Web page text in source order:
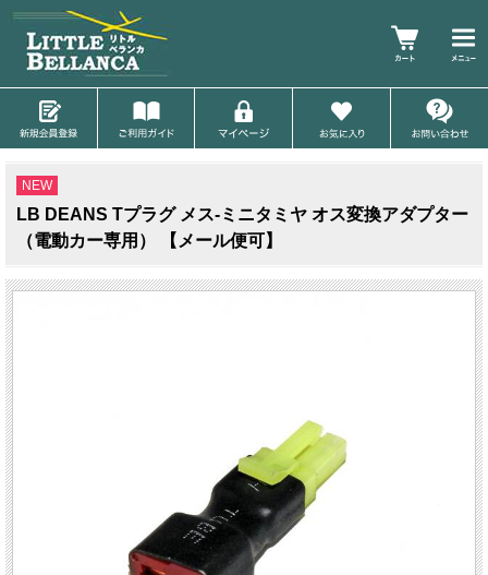
NEW
LB DEANS Tプラグ メス-ミニタミヤ オス変換アダプター
（電動カー専用） 【メール便可】